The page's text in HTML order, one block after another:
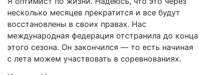
несколько месяцев прекратится и все будут
восстановлены в своих правах. Нас
международная федерация отстранила до конца
этого сезона. Он закончился — то есть начиная
с лета можем участвовать в соревнованиях.